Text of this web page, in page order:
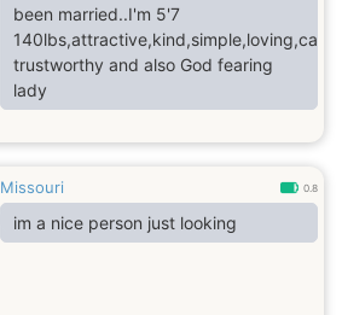
been married..I'm 5'7
trustworthy and also God fearing
lady
Missouri 0.8
im a nice person just looking